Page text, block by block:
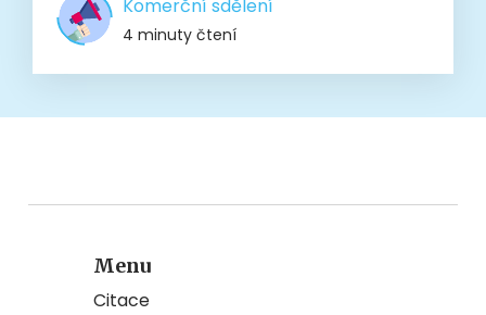
Komerční sdělení
4 minuty čtení
Menu
Citace